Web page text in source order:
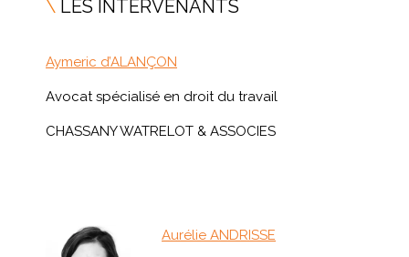
\ LES INTERVENANTS
Aymeric d’ALANÇON
Avocat spécialisé en droit du travail
CHASSANY WATRELOT & ASSOCIES
Aurélie ANDRISSE